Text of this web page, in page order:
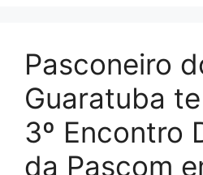
Pasconeiro
Guaratuba
3º Encontro
da Pascom